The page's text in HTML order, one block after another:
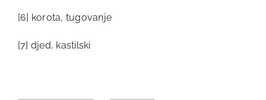
[6] korota, tugovanje
[7] djed, kastilski